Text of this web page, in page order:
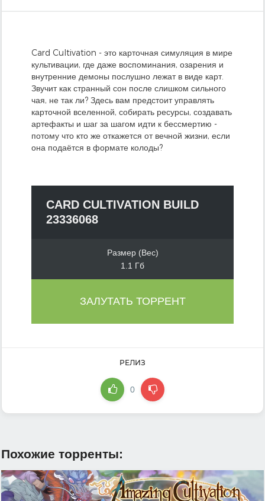
Card Cultivation - это карточная симуляция в мире
культивации, где даже воспоминания, озарения и
внутренние демоны послушно лежат в виде карт.
Звучит как странный сон после слишком сильного
чая, не так ли? Здесь вам предстоит управлять
карточной вселенной, собирать ресурсы, создавать
артефакты и шаг за шагом идти к бессмертию -
потому что кто же откажется от вечной жизни, если
она подаётся в формате колоды?
CARD CULTIVATION BUILD
23336068
Размер (Вес)
1.1 Гб
ЗАЛУТАТЬ ТОРРЕНТ
РЕЛИЗ
0
Похожие торренты: